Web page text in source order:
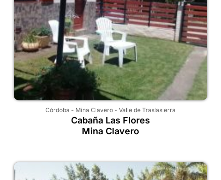
Córdoba - Mina Clavero - Valle de Traslasierra
Cabaña Las Flores
Mina Clavero